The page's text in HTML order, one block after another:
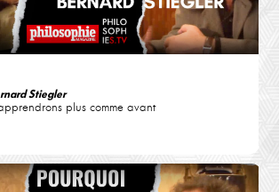
Stiegler
plus comme avant